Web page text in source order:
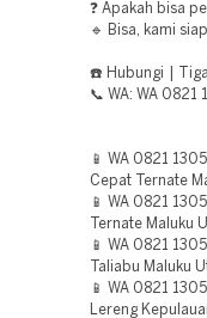
❓ Apakah bisa
🔹 Bisa, kami
☎️ Hubungi |
📞 WA: WA
📱 WA 0821
Cepat Ternate
📱 WA 0821
Ternate Maluku
📱 WA 0821
Taliabu Maluku
📱 WA 0821
Lereng